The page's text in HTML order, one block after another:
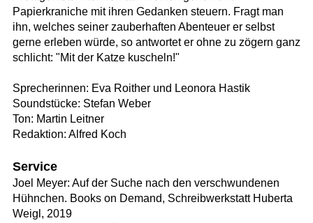
Papierkraniche mit ihren Gedanken steuern. Fragt man
ihn, welches seiner zauberhaften Abenteuer er selbst
gerne erleben würde, so antwortet er ohne zu zögern ganz
schlicht: "Mit der Katze kuscheln!"
Sprecherinnen: Eva Roither und Leonora Hastik
Soundstücke: Stefan Weber
Ton: Martin Leitner
Redaktion: Alfred Koch
Service
Joel Meyer: Auf der Suche nach den verschwundenen
Hühnchen. Books on Demand, Schreibwerkstatt Huberta
Weigl, 2019